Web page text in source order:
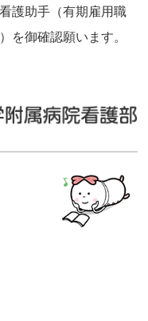
護助手（有期雇用職
を御確認願います。